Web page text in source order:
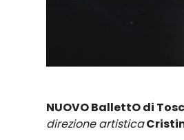
NUOVO BallettO di
direzione artistica